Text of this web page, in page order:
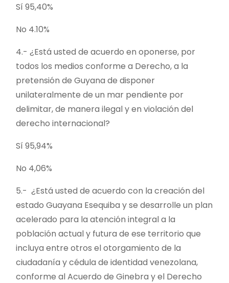
Sí 95,40%
No 4.10%
4.- ¿Está usted de acuerdo en oponerse, por
todos los medios conforme a Derecho, a la
pretensión de Guyana de disponer
unilateralmente de un mar pendiente por
delimitar, de manera ilegal y en violación del
derecho internacional?
Sí 95,94%
No 4,06%
5.- ¿Está usted de acuerdo con la creación del
estado Guayana Esequiba y se desarrolle un plan
acelerado para la atención integral a la
población actual y futura de ese territorio que
incluya entre otros el otorgamiento de la
ciudadanía y cédula de identidad venezolana,
conforme al Acuerdo de Ginebra y el Derecho